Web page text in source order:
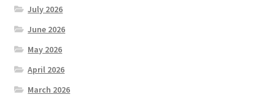
July 2026
June 2026
May 2026
April 2026
March 2026